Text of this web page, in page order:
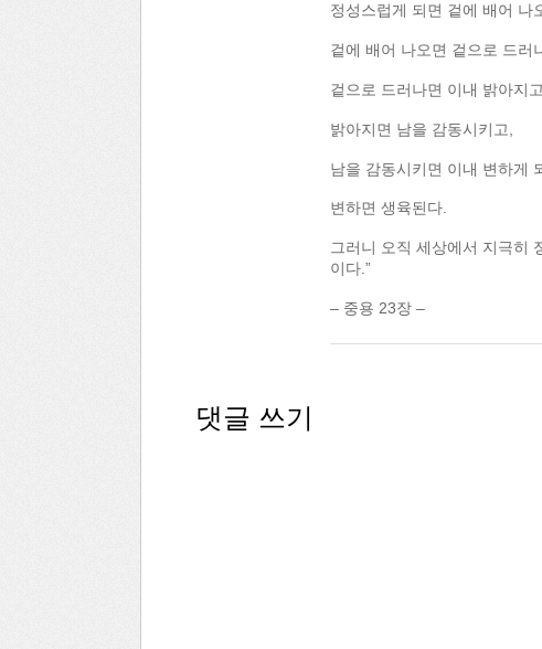
정성스럽게 되면 겉에 배어 나
겉에 배어 나오면 겉으로 드러
겉으로 드러나면 이내 밝아지고,
밝아지면 남을 감동시키고,
남을 감동시키면 이내 변하게
변하면 생육된다.
그러니 오직 세상에서 지극히
이다.”
– 중용 23장 –
댓글 쓰기